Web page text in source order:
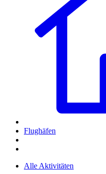
Flughäfen
Alle Aktivitäten